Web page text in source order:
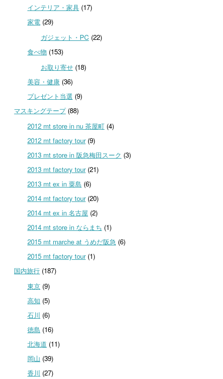
インテリア・家具(17)
家電(29)
ガジェット・PC (22)
食べ物 (153)
お取り寄せ(18)
美容・健康(36)
プレゼント当選 (9)
マスキングテープ(88)
2012 mt store in nu 茶屋町(4)
2012 mt factory tour(9)
2013 mt store in 阪急梅田スーク (3)
2013 mt factory tour(21)
2013 mt ex in 粟島 (6)
2014 mt factory tour(20)
2014 mt ex in 名古屋 (2)
2014 mt store in ならまち (1)
2015 mt marche at うめだ阪急 (6)
2015 mt factory tour(1)
国内旅行 (187)
東京(9)
高知 (5)
石川 (6)
徳島 (16)
北海道 (11)
岡山 (39)
香川 (27)